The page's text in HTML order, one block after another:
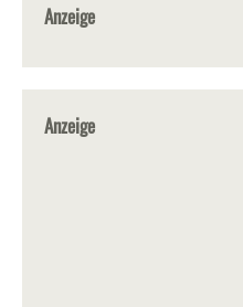
Anzeige
Anzeige